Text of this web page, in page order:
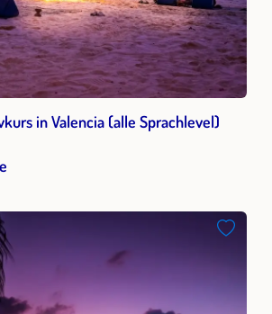
in Valencia (alle Sprachlevel)